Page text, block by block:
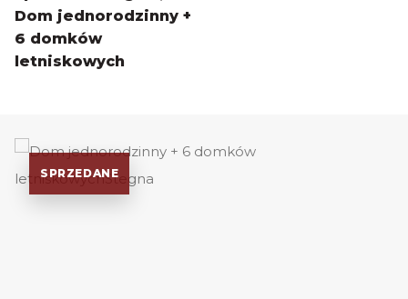
Dom jednorodzinny +
6 domków
letniskowych
SPRZEDANE